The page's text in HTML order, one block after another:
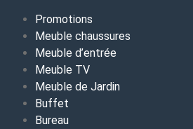
Promotions
Meuble chaussures
Meuble d’entrée
Meuble TV
Meuble de Jardin
Buffet
Bureau